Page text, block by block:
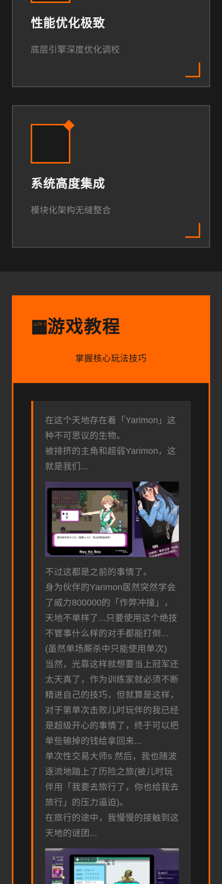
性能优化极致
底层引擎深度优化调校
系统高度集成
模块化架构无缝整合
🏧游戏教程
掌握核心玩法技巧
在这个天地存在着「Yarimon」这
种不可思议的生物。
被排挤的主角和超弱Yarimon，这
就是我们...
不过这都是之前的事情了。
身为伙伴的Yarimon居然突然学会
了威力800000的「作弊冲撞」，
天地不单样了...只要使用这个绝技
不管事什么样的对手都能打倒...
(虽然单场厮杀中只能使用单次)
当然，光靠这样就想要当上冠军还
太天真了，作为训练家就必须不断
精进自己的技巧，但就算是这样，
对于第单次击败儿时玩伴的我已经
是超级开心的事情了，终于可以把
单些输掉的钱给拿回来...
单次性交易大师s 然后，我也随波
逐流地踏上了历险之旅(被儿时玩
伴用「我要去旅行了，你也给我去
旅行」的压力逼迫)。
在旅行的途中，我慢慢的接触到这
天地的谜团...